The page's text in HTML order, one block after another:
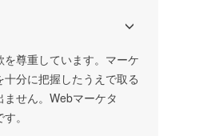
尊重しています。マーケ
分に把握したうえで取る
せん。Webマーケタ
。